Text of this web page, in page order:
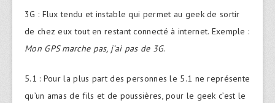
3G : Flux tendu et instable qui permet au geek de sortir
de chez eux tout en restant connecté à internet. Exemple :
Mon GPS marche pas, j’ai pas de 3G.
5.1 : Pour la plus part des personnes le 5.1 ne représente
qu’un amas de fils et de poussières, pour le geek c’est le